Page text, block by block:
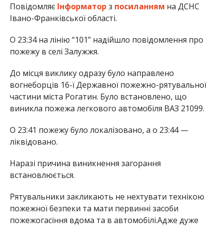
Повідомляє Інформатор з посиланням на ДСНС
Івано-Франківської області.
О 23:34 на лінію “101” надійшло повідомлення про
пожежу в селі Залужжя.
До місця виклику одразу було направлено
вогнеборців 16-ї Державної пожежно-рятувальної
частини міста Рогатин. Було встановлено, що
виникла пожежа легкового автомобіля ВАЗ 21099.
О 23:41 пожежу було локалізовано, а о 23:44 —
ліквідовано.
Наразі причина виникнення загорання
встановлюється.
Рятувальники закликають не нехтувати технікою
пожежної безпеки та мати первинні засоби
пожежогасіння вдома та в автомобілі.Адже дуже